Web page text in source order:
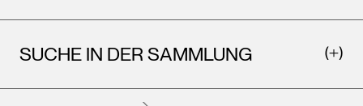
SUCHE IN DER SAMMLUNG